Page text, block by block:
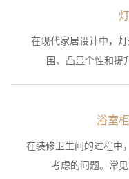
在现代家居设计中，
围、凸显个性和提
浴室
在装修卫生间的过程中
考虑的问题。常